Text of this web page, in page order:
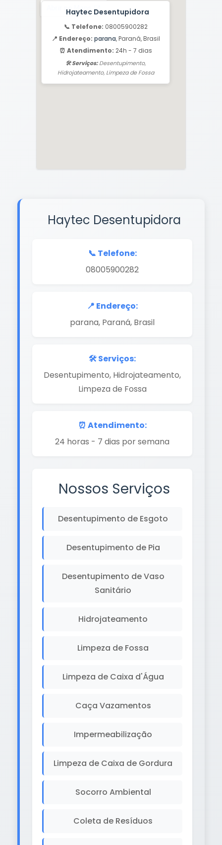
Haytec Desentupidora
📞 Telefone: 08005900282
📍 Endereço: parana, Paraná, Brasil
⏰ Atendimento: 24h - 7 dias
🛠️ Serviços:Desentupimento,
Hidrojateamento, Limpeza de Fossa
Haytec Desentupidora
📞 Telefone:
08005900282
📍 Endereço:
parana, Paraná, Brasil
🛠️ Serviços:
Desentupimento, Hidrojateamento,
Limpeza de Fossa
⏰ Atendimento:
24 horas - 7 dias por semana
Nossos Serviços
Desentupimento de Esgoto
Desentupimento de Pia
Desentupimento de Vaso
Sanitário
Hidrojateamento
Limpeza de Fossa
Limpeza de Caixa d'Água
Caça Vazamentos
Impermeabilização
Limpeza de Caixa de Gordura
Socorro Ambiental
Coleta de Resíduos